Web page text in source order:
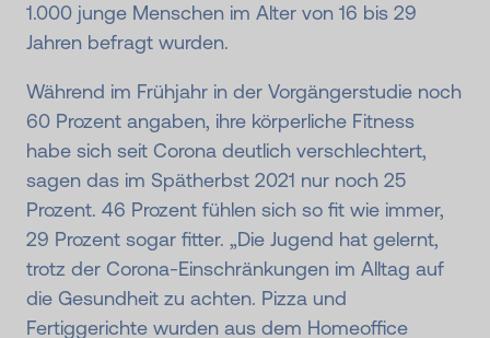
1.000 junge Menschen im Alter von 16 bis 29
Jahren befragt wurden.
Während im Frühjahr in der Vorgängerstudie noch
60 Prozent angaben, ihre körperliche Fitness
habe sich seit Corona deutlich verschlechtert,
sagen das im Spätherbst 2021 nur noch 25
Prozent. 46 Prozent fühlen sich so fit wie immer,
29 Prozent sogar fitter. „Die Jugend hat gelernt,
trotz der Corona-Einschränkungen im Alltag auf
die Gesundheit zu achten. Pizza und
Fertiggerichte wurden aus dem Homeoffice